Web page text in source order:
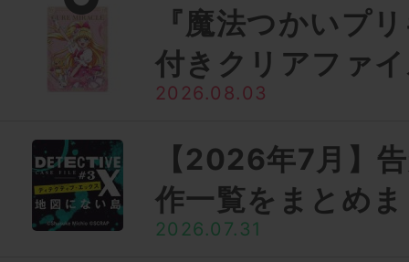
『魔法つかいプ
付きクリアファ
2026.08.03
【2026年7月】
作一覧をまとめ
2026.07.31